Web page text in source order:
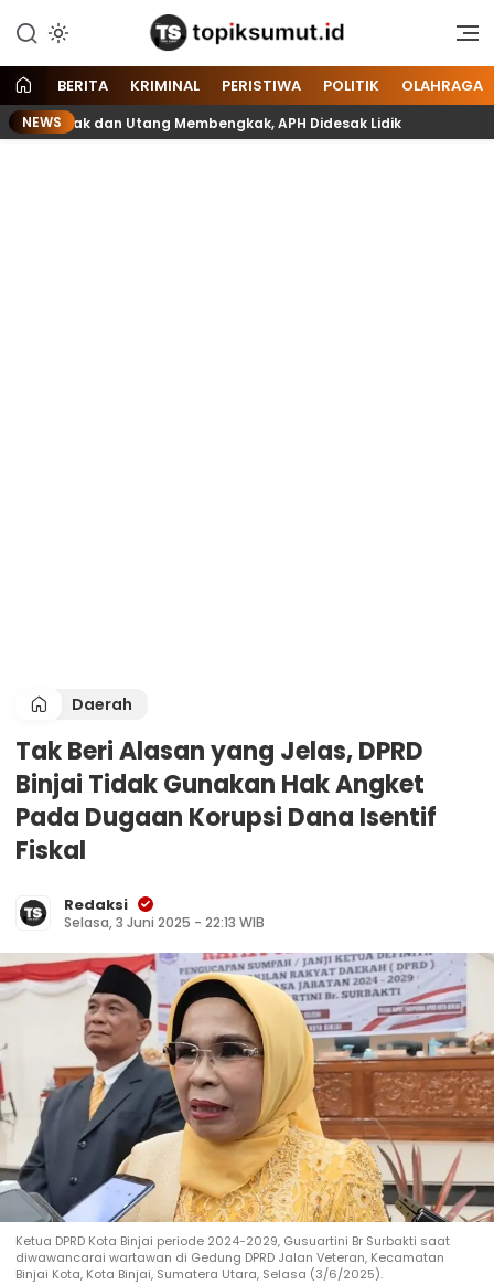
Topik Sumut
Memberitakan Seputar
dan Nasional
BERITA KRIMINAL PERISTIWA POLITIK OLAHRAGA
NEWS
dan Utang Membengkak, APH Didesak Lidik
Daerah
Tak Beri Alasan yang Jelas, DPRD
Binjai Tidak Gunakan Hak Angket
Pada Dugaan Korupsi Dana Isentif
Fiskal
Redaksi
Selasa, 3 Juni 2025 - 22:13 WIB
Ketua DPRD Kota Binjai periode 2024-2029, Gusuartini Br Surbakti saat
diwawancarai wartawan di Gedung DPRD Jalan Veteran, Kecamatan
Binjai Kota, Kota Binjai, Sumatera Utara, Selasa (3/6/2025).